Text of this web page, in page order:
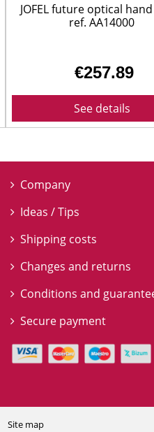
JOFEL future optical
ref. AA14000
€257.89
See details
Company
Ideas / Tips
Shipping costs
Changes and returns
Conditions and
Secure payment
Site map